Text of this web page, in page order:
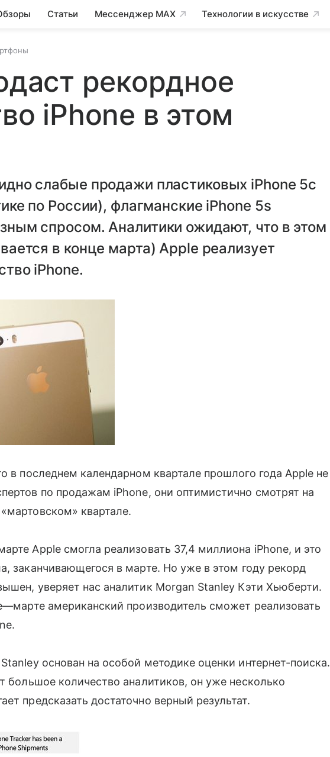
Статьи Мессенджер MAX Технологии в искусстве
рекордное
iPhone в этом
слабые продажи пластиковых iPhone 5c
по России), флагманские iPhone 5s
спросом. Аналитики ожидают, что в этом
в конце марта) Apple реализует
iPhone.
в последнем календарном квартале прошлого года Apple не
по продажам iPhone, они оптимистично смотрят на
квартале.
Apple смогла реализовать 37,4 миллиона iPhone, и это
заканчивающегося в марте. Но уже в этом году рекорд
уверяет нас аналитик Morgan Stanley Кэти Хьюберти.
американский производитель сможет реализовать
основан на особой методике оценки интернет-поиска.
большое количество аналитиков, он уже несколько
предсказать достаточно верный результат.